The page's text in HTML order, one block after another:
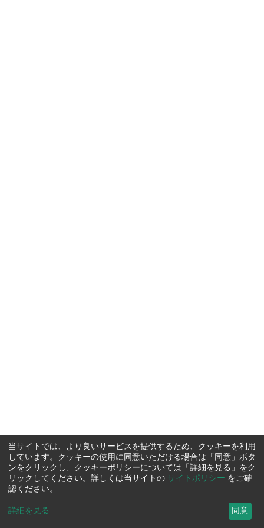
当サイトでは、より良いサービスを提供するため、クッキーを利用
しています。クッキーの使用に同意いただける場合は「同意」ボタ
ンをクリックし、クッキーポリシーについては「詳細を見る」をク
リックしてください。詳しくは当サイトの サイトポリシー をご確
認ください。
詳細を見る ... 同意